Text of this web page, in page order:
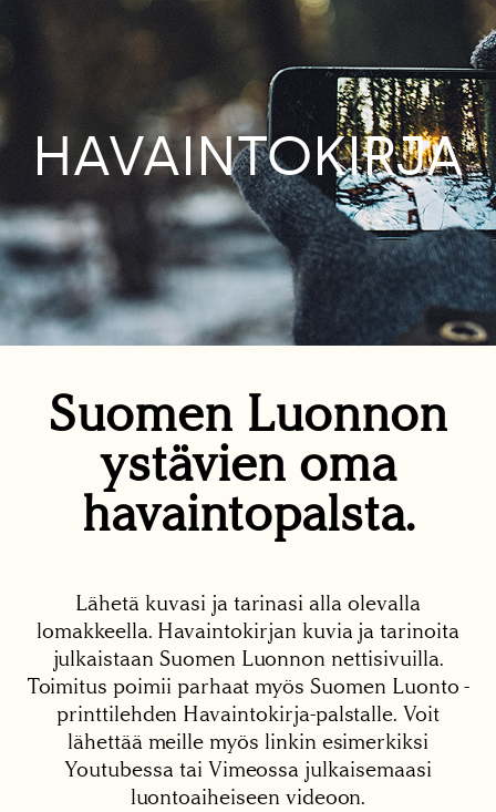
HAVAINTOKIRJA
Suomen Luonnon
ystävien oma
havaintopalsta.
Lähetä kuvasi ja tarinasi alla olevalla
lomakkeella. Havaintokirjan kuvia ja tarinoita
julkaistaan Suomen Luonnon nettisivuilla.
Toimitus poimii parhaat myös Suomen Luonto -
printtilehden Havaintokirja-palstalle. Voit
lähettää meille myös linkin esimerkiksi
Youtubessa tai Vimeossa julkaisemaasi
luontoaiheiseen videoon.